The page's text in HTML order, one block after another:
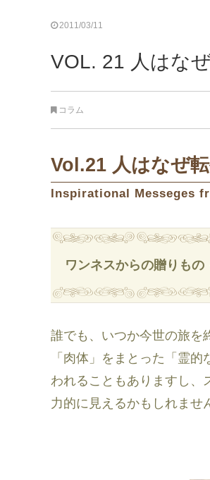
2011/03/11
VOL. 21 人はな
コラム
Vol.21 人はなぜ
Inspirational Messeges
ワンネスからの贈りも
誰でも、いつか今世の旅を
「肉体」をまとった「霊
われることもありますし、
力的に見えるかもしれませ